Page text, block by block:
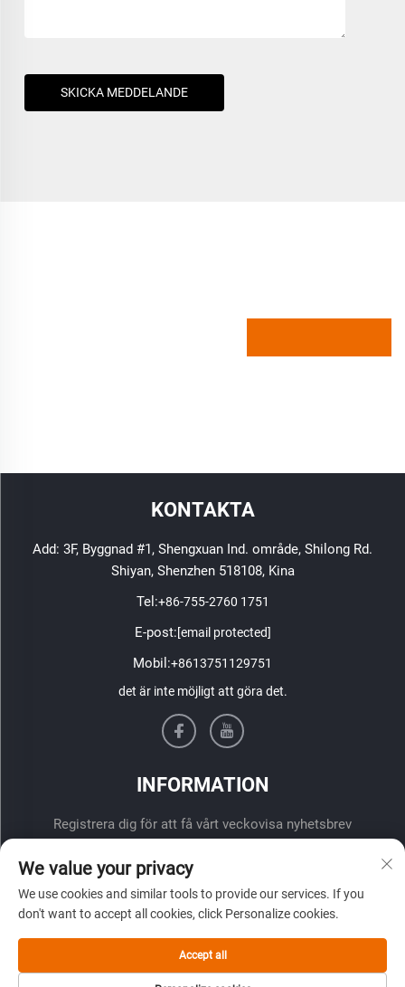
SKICKA MEDDELANDE
KONTAKTA
Add: 3F, Byggnad #1, Shengxuan Ind. område, Shilong Rd.
Shiyan, Shenzhen 518108, Kina
Tel:+86-755-2760 1751
E-post:[email protected]
Mobil:+8613751129751
det är inte möjligt att göra det.
INFORMATION
Registrera dig för att få vårt veckovisa nyhetsbrev
ÖVERLÄMNA
We value your privacy
We use cookies and similar tools to provide our services. If you
don't want to accept all cookies, click Personalize cookies.
Accept all